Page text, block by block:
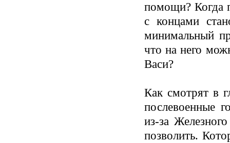
помощи? Когда
с концами
минимальный
что на него
Васи?
Как смотрят в
послевоенные
из-за
позволить.